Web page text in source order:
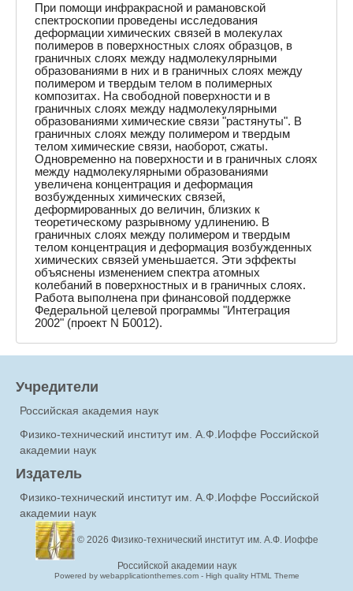
При помощи инфракрасной и рамановской
спектроскопии проведены исследования
деформации химических связей в молекулах
полимеров в поверхностных слоях образцов, в
граничных слоях между надмолекулярными
образованиями в них и в граничных слоях между
полимером и твердым телом в полимерных
композитах. На свободной поверхности и в
граничных слоях между надмолекулярными
образованиями химические связи "растянуты". В
граничных слоях между полимером и твердым
телом химические связи, наоборот, сжаты.
Одновременно на поверхности и в граничных слоях
между надмолекулярными образованиями
увеличена концентрация и деформация
возбужденных химических связей,
деформированных до величин, близких к
теоретическому разрывному удлинению. В
граничных слоях между полимером и твердым
телом концентрация и деформация возбужденных
химических связей уменьшается. Эти эффекты
объяснены изменением спектра атомных
колебаний в поверхностных и в граничных слоях.
Работа выполнена при финансовой поддержке
Федеральной целевой программы "Интеграция
2002" (проект N Б0012).
Учредители
Российская академия наук
Физико-технический институт им. А.Ф.Иоффе Российской
академии наук
Издатель
Физико-технический институт им. А.Ф.Иоффе Российской
академии наук
© 2026 Физико-технический институт им. А.Ф. Иоффе
Российской академии наук
Powered by webapplicationthemes.com - High quality HTML Theme